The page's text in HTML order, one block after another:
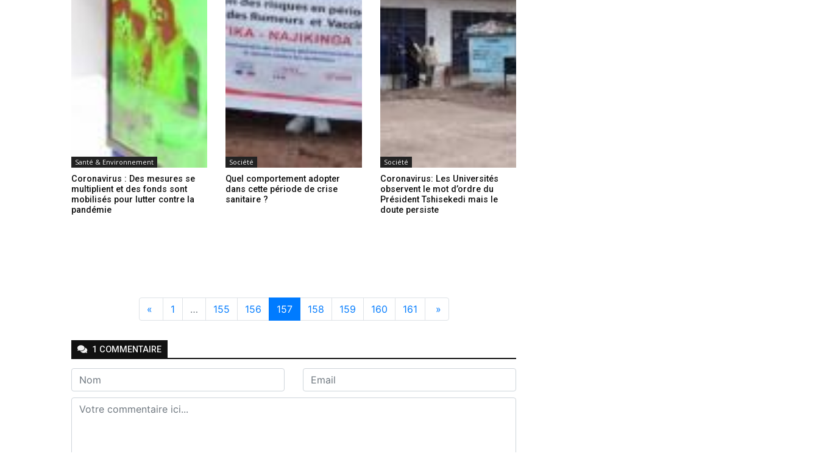
Santé & Environnement
Coronavirus : Des mesures se
multiplient et des fonds sont
mobilisés pour lutter contre la
pandémie
Société
Quel comportement adopter
dans cette période de crise
sanitaire ?
Société
Coronavirus: Les Universités
observent le mot d’ordre du
Président Tshisekedi mais le
doute persiste
« 1 … 155 156 157 158 159 160 161 »
1 COMMENTAIRE